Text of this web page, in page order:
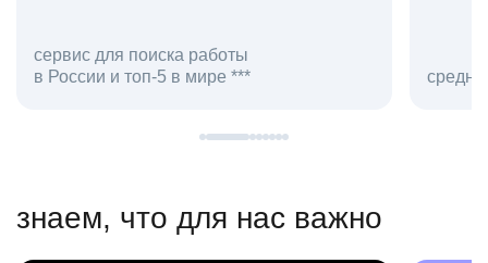
средняя оценка hh.ru как работодателя **
в hh.ru
знаем, что для нас важно